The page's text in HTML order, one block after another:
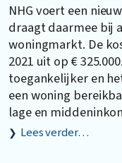
NHG voert een
draagt daarmee bij
woningmarkt. De
2021 uit op €
toegankelijker en
een woning
lage en
Lees verder…